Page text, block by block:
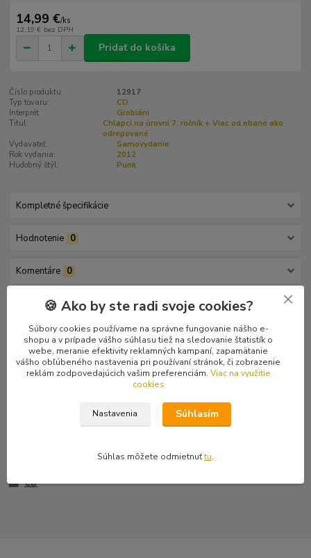
14,99 €/ks
12,19 € bez DPH
Pridať do košíka
Číslo produktu:
12917
Typ tovaru:
CD
Interprét:
Grobiáni
Titul:
Chlapci na úrovni 7. ročník + Viac od.ebané ako
odrepované
Vydavateľ:
Samovydanie
Rok vydania:
2012
Hudobný štýl:
Punk
Kompletné špecifikácie
Hodnotenie 0
Komentáre 0
Kompletné špecifikácie
Slovenskí pankáči a ich príjemný punk album plus grátis k nemu
druhé maxi CD.
Ešte zacelofánovaný kus.
Hudba (CD, LP, MC, DVD, škatuľky...)
CD
🍪 Ako by ste radi svoje cookies?
Súbory cookies používame na správne fungovanie nášho e-
shopu a v prípade vášho súhlasu tiež na sledovanie štatistík o
webe, meranie efektivity reklamných kampaní, zapamätanie
vášho obľúbeného nastavenia pri používaní stránok, či zobrazenie
reklám zodpovedajúcich vašim preferenciám. Viac na využitie
cookies
Nastavenia Súhlasím
Súhlas môžete odmietnuťtu.